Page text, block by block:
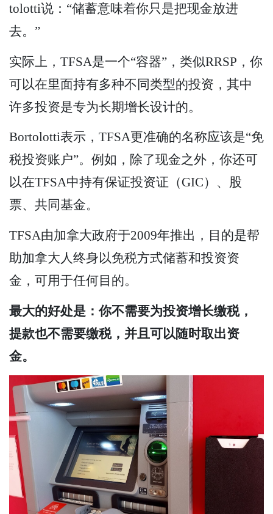
tolotti说：“储蓄意味着你只是把现金放进
去。”
实际上，TFSA是一个“容器”，类似RRSP，你
可以在里面持有多种不同类型的投资，其中
许多投资是专为长期增长设计的。
Bortolotti表示，TFSA更准确的名称应该是“免
税投资账户”。例如，除了现金之外，你还可
以在TFSA中持有保证投资证（GIC）、股
票、共同基金。
TFSA由加拿大政府于2009年推出，目的是帮
助加拿大人终身以免税方式储蓄和投资资
金，可用于任何目的。
最大的好处是：你不需要为投资增长缴税，
提款也不需要缴税，并且可以随时取出资
金。